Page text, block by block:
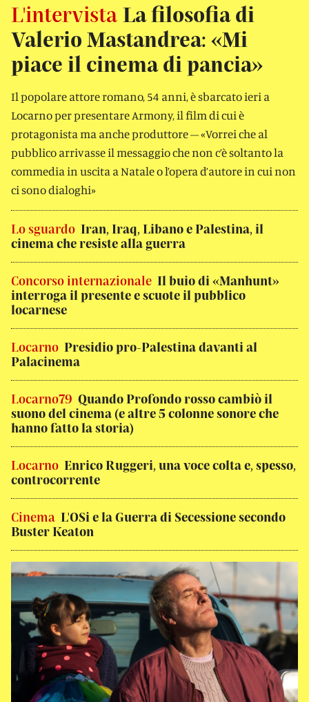
L'intervista La filosofia di
Valerio Mastandrea: «Mi
piace il cinema di pancia»
Il popolare attore romano, 54 anni, è sbarcato ieri a
Locarno per presentare Armony, il film di cui è
protagonista ma anche produttore – «Vorrei che al
pubblico arrivasse il messaggio che non c’è soltanto la
commedia in uscita a Natale o l’opera d’autore in cui non
ci sono dialoghi»
Lo sguardo Iran, Iraq, Libano e Palestina, il
cinema che resiste alla guerra
Concorso internazionale Il buio di «Manhunt»
interroga il presente e scuote il pubblico
locarnese
Locarno Presidio pro-Palestina davanti al
Palacinema
Locarno79 Quando Profondo rosso cambiò il
suono del cinema (e altre 5 colonne sonore che
hanno fatto la storia)
Locarno Enrico Ruggeri, una voce colta e, spesso,
controcorrente
Cinema L'OSi e la Guerra di Secessione secondo
Buster Keaton